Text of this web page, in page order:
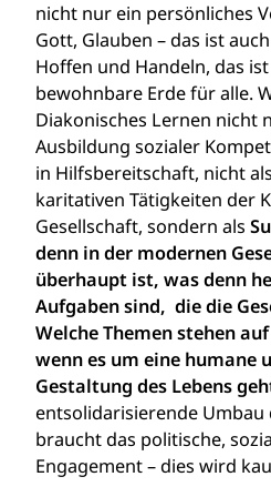
nicht nur ein persönliches
Gott, Glauben – das ist
Hoffen und Handeln, das
bewohnbare Erde für alle.
Diakonisches Lernen nicht
Ausbildung sozialer
in Hilfsbereitschaft, nicht
karitativen Tätigkeiten der
Gesellschaft, sondern als
denn in der modernen
überhaupt ist, was denn
Aufgaben sind, die die
Welche Themen stehen
wenn es um eine humane
Gestaltung des Lebens
entsolidarisierende Umbau
braucht das politische,
Engagement – dies wird